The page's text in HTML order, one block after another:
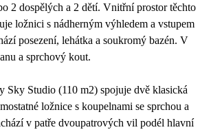
2 dospělých a 2 dětí. Vnitřní prostor těchto
ložnici s nádherným výhledem a vstupem
posezení, lehátka a soukromý bazén. V
a sprchový kout.
Sky Studio (110 m2) spojuje dvě klasická
ložnice s koupelnami se sprchou a
v patře dvoupatrových vil podél hlavní